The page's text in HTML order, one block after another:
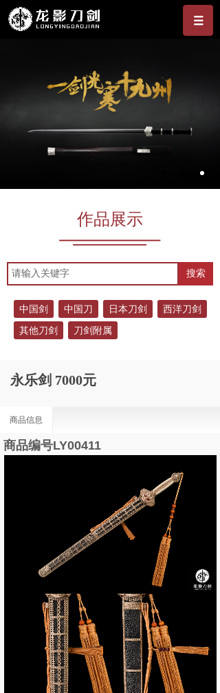
作品展示
搜索
中国剑 中国刀 日本刀剑
西洋刀剑
其他刀剑
刀剑附属
永乐剑 7000元
商品信息
商品编号LY00411